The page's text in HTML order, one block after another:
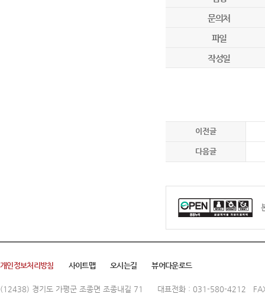
문의처
파일
작성일
이전글
다음글
개인정보처리방침 사이트맵 오시는길 뷰어다운로드
(12438) 경기도 가평군 조종면 조종내길 71
대표전화 : 031-580-4212